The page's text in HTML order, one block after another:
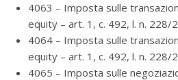
4063 – Imposta sulle
equity – art. 1, c. 492, l. n. 228/
4064 – Imposta sulle
equity – art. 1, c. 492, l. n. 228/
4065 – Imposta sulle